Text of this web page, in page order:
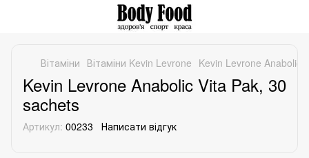
Вітаміни Вітаміни Kevin Levrone Kevin Levrone Anabolic
Kevin Levrone Anabolic Vita Pak, 30
sachets
Артикул: 00233 Написати відгук